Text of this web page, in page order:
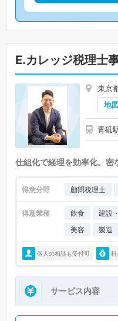
E.カレッジ税理士
東京
地図
青砥
仕組化で経理を効率化。密
得意分野 顧問税理士
得意業種 飲食 建設
美容
製造
個人の相談も受付可 料
サービス内容